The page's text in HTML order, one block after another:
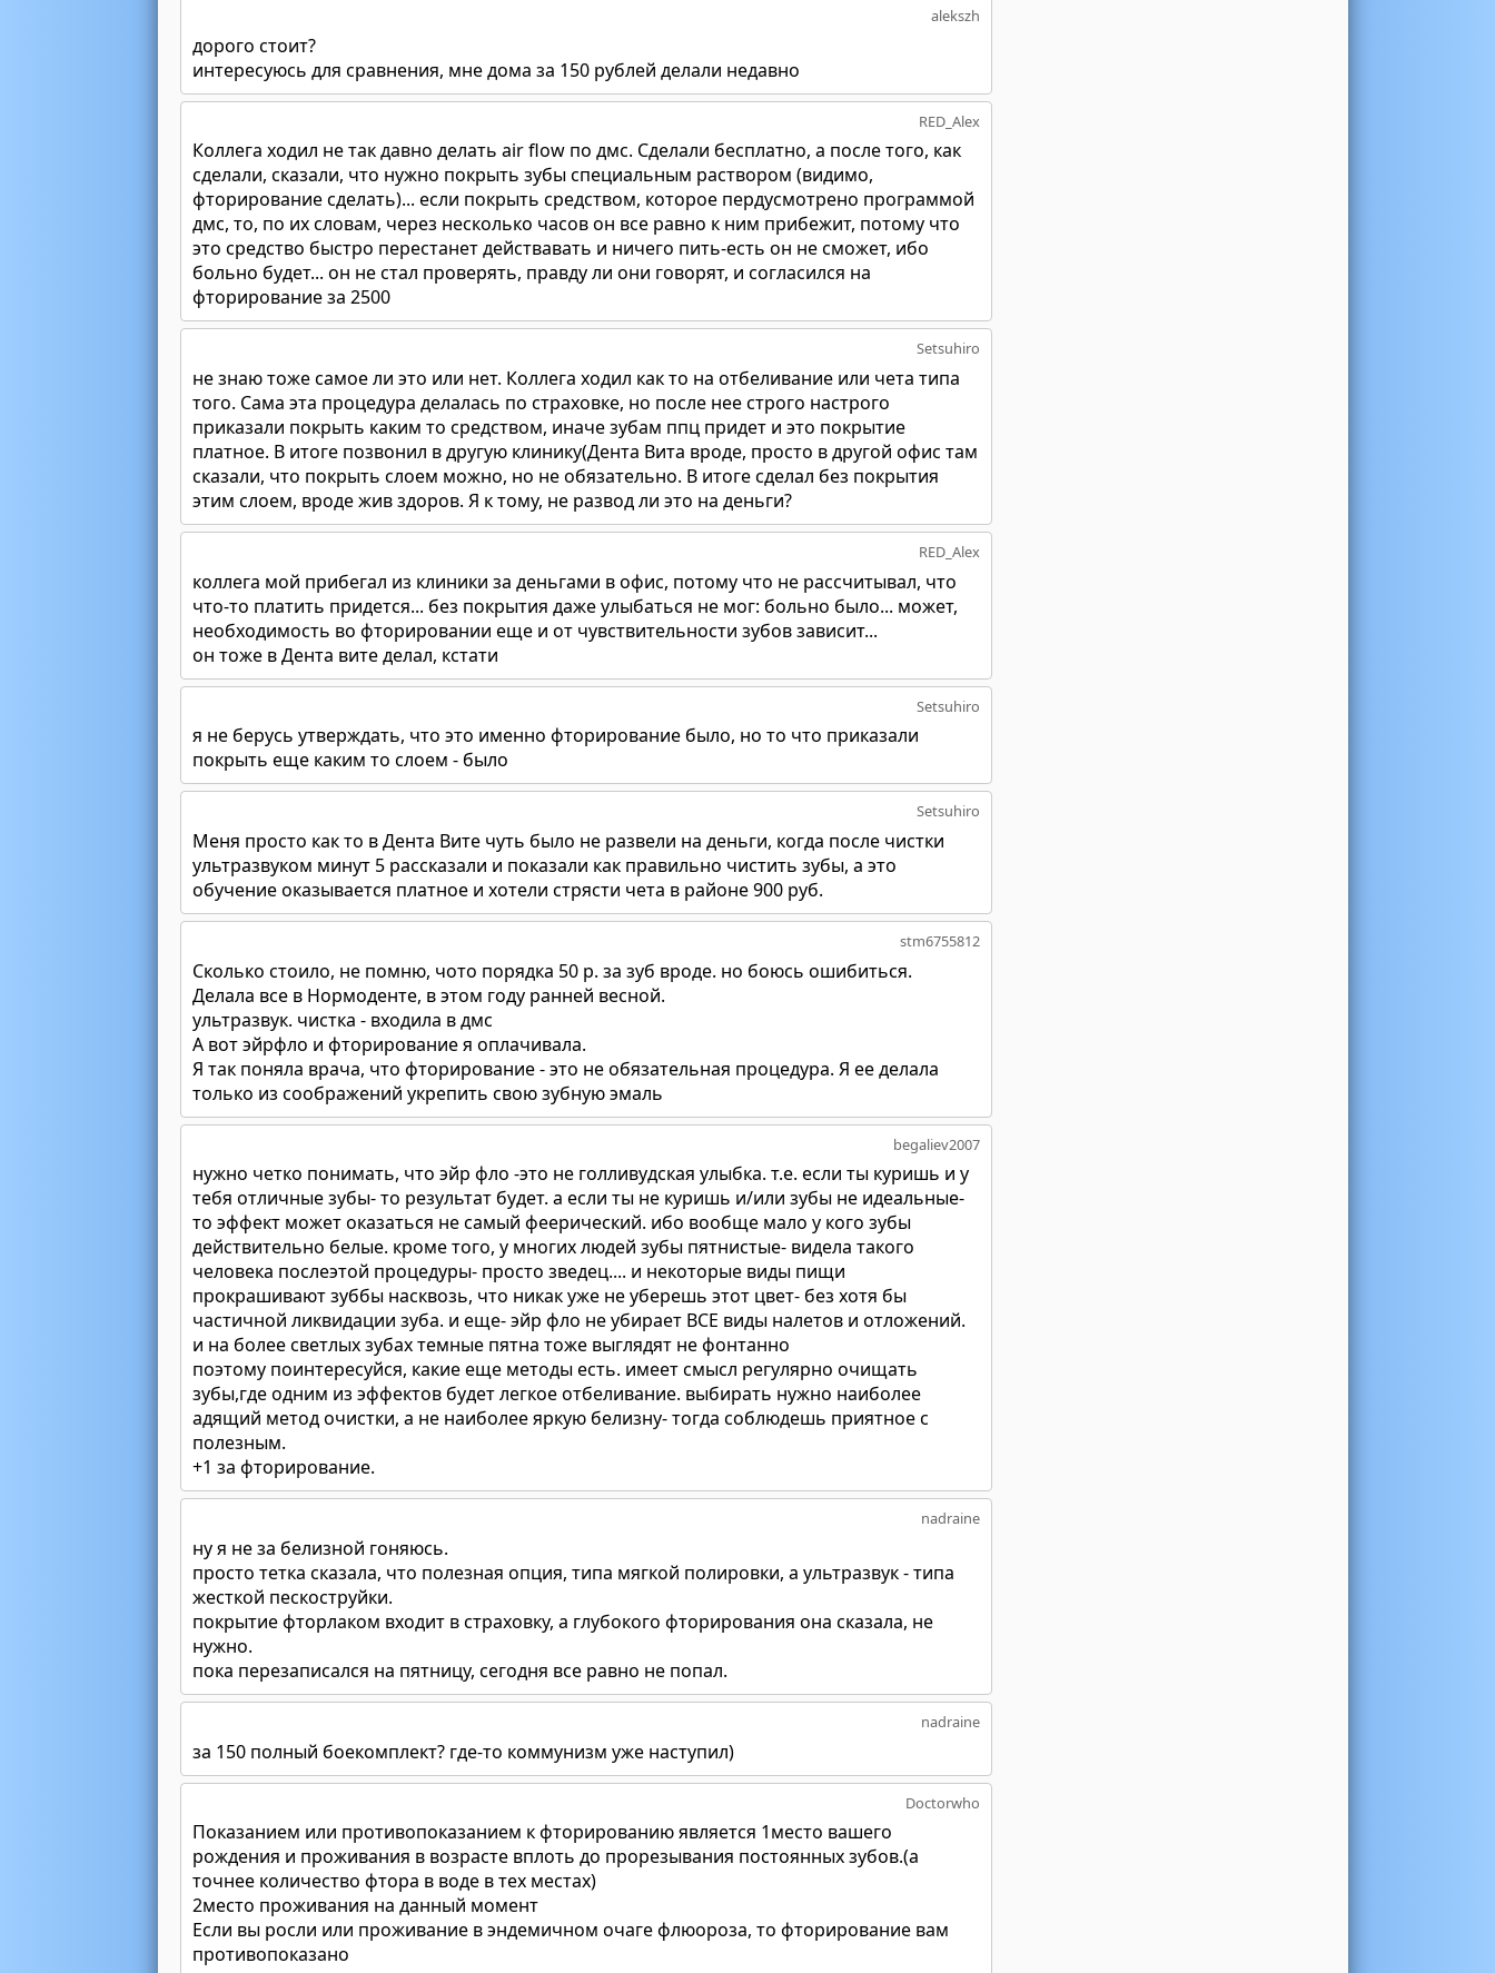
alekszh
дорого стоит?
интересуюсь для сравнения, мне дома за 150 рублей делали недавно
RED_Alex
Коллега ходил не так давно делать air flow по дмс. Сделали бесплатно, а после того, как
сделали, сказали, что нужно покрыть зубы специальным раствором (видимо,
фторирование сделать)... если покрыть средством, которое пердусмотрено программой
дмс, то, по их словам, через несколько часов он все равно к ним прибежит, потому что
это средство быстро перестанет действавать и ничего пить-есть он не сможет, ибо
больно будет... он не стал проверять, правду ли они говорят, и согласился на
фторирование за 2500
Setsuhiro
не знаю тоже самое ли это или нет. Коллега ходил как то на отбеливание или чета типа
того. Сама эта процедура делалась по страховке, но после нее строго настрого
приказали покрыть каким то средством, иначе зубам ппц придет и это покрытие
платное. В итоге позвонил в другую клинику(Дента Вита вроде, просто в другой офис там
сказали, что покрыть слоем можно, но не обязательно. В итоге сделал без покрытия
этим слоем, вроде жив здоров. Я к тому, не развод ли это на деньги?
RED_Alex
коллега мой прибегал из клиники за деньгами в офис, потому что не рассчитывал, что
что-то платить придется... без покрытия даже улыбаться не мог: больно было... может,
необходимость во фторировании еще и от чувствительности зубов зависит...
он тоже в Дента вите делал, кстати
Setsuhiro
я не берусь утверждать, что это именно фторирование было, но то что приказали
покрыть еще каким то слоем - было
Setsuhiro
Меня просто как то в Дента Вите чуть было не развели на деньги, когда после чистки
ультразвуком минут 5 рассказали и показали как правильно чистить зубы, а это
обучение оказывается платное и хотели стрясти чета в районе 900 руб.
stm6755812
Сколько стоило, не помню, чото порядка 50 р. за зуб вроде. но боюсь ошибиться.
Делала все в Нормоденте, в этом году ранней весной.
ультразвук. чистка - входила в дмс
А вот эйрфло и фторирование я оплачивала.
Я так поняла врача, что фторирование - это не обязательная процедура. Я ее делала
только из соображений укрепить свою зубную эмаль
begaliev2007
нужно четко понимать, что эйр фло -это не голливудская улыбка. т.е. если ты куришь и у
тебя отличные зубы- то результат будет. а если ты не куришь и/или зубы не идеальные-
то эффект может оказаться не самый феерический. ибо вообще мало у кого зубы
действительно белые. кроме того, у многих людей зубы пятнистые- видела такого
человека послеэтой процедуры- просто зведец.... и некоторые виды пищи
прокрашивают зуббы насквозь, что никак уже не уберешь этот цвет- без хотя бы
частичной ликвидации зуба. и еще- эйр фло не убирает ВСЕ виды налетов и отложений.
и на более светлых зубах темные пятна тоже выглядят не фонтанно
поэтому поинтересуйся, какие еще методы есть. имеет смысл регулярно очищать
зубы,где одним из эффектов будет легкое отбеливание. выбирать нужно наиболее
адящий метод очистки, а не наиболее яркую белизну- тогда соблюдешь приятное с
полезным.
+1 за фторирование.
nadraine
ну я не за белизной гоняюсь.
просто тетка сказала, что полезная опция, типа мягкой полировки, а ультразвук - типа
жесткой пескоструйки.
покрытие фторлаком входит в страховку, а глубокого фторирования она сказала, не
нужно.
пока перезаписался на пятницу, сегодня все равно не попал.
nadraine
за 150 полный боекомплект? где-то коммунизм уже наступил)
Doctorwho
Показанием или противопоказанием к фторированию является 1место вашего
рождения и проживания в возрасте вплоть до прорезывания постоянных зубов.(а
точнее количество фтора в воде в тех местах)
2место проживания на данный момент
Если вы росли или проживание в эндемичном очаге флюороза, то фторирование вам
противопоказано